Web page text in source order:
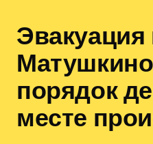
порядок
месте